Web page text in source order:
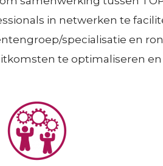
r
e
n
in netwerken te
specialisatie en
te optimaliseren